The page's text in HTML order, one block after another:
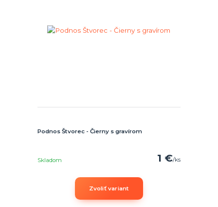
Podnos Štvorec - Čierny s gravírom
1 €/ks
Skladom
Zvoliť variant